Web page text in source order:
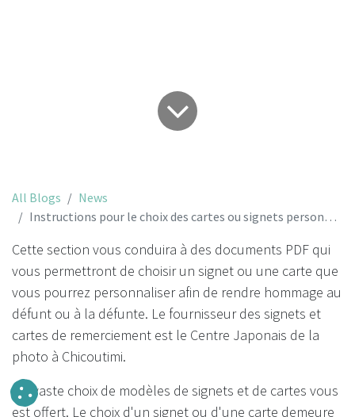
All Blogs
News
Instructions pour le choix des cartes ou signets personnalisés
Cette section vous conduira à des documents PDF qui
vous permettront de choisir un signet ou une carte que
vous pourrez personnaliser afin de rendre hommage au
défunt ou à la défunte. Le fournisseur des signets et
cartes de remerciement est le Centre Japonais de la
photo à Chicoutimi.
Un vaste choix de modèles de signets et de cartes vous
est offert. Le choix d'un signet ou d'une carte demeure